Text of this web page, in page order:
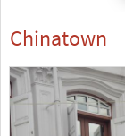
Chinatown